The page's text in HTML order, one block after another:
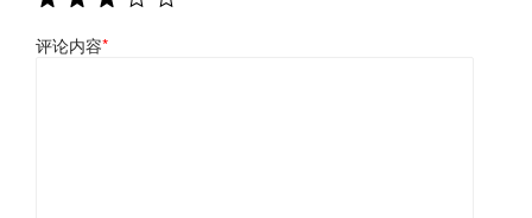
评论内容*